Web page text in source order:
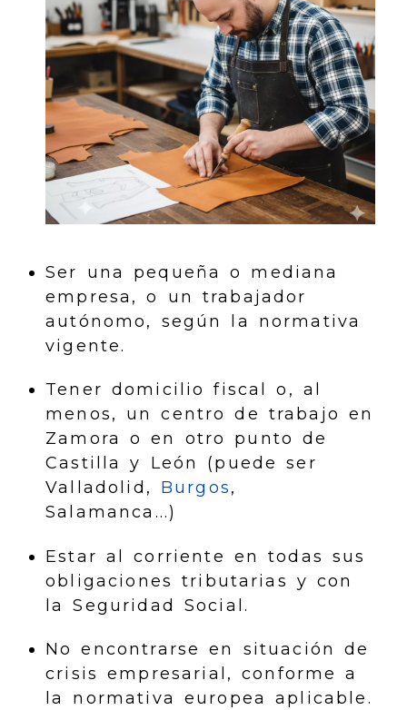
Ser una pequeña o mediana
empresa, o un trabajador
autónomo, según la normativa
vigente.
Tener domicilio fiscal o, al
menos, un centro de trabajo en
Zamora o en otro punto de
Castilla y León (puede ser
Valladolid, Burgos,
Salamanca...)
Estar al corriente en todas sus
obligaciones tributarias y con
la Seguridad Social.
No encontrarse en situación de
crisis empresarial, conforme a
la normativa europea aplicable.